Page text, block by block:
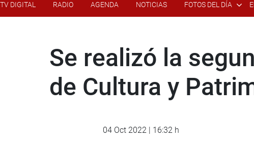
TV DIGITAL RADIO AGENDA NOTICIAS FOTOS DEL DÍA
Se realizó la
de Cultura y
04 Oct 2022 | 16:32 h